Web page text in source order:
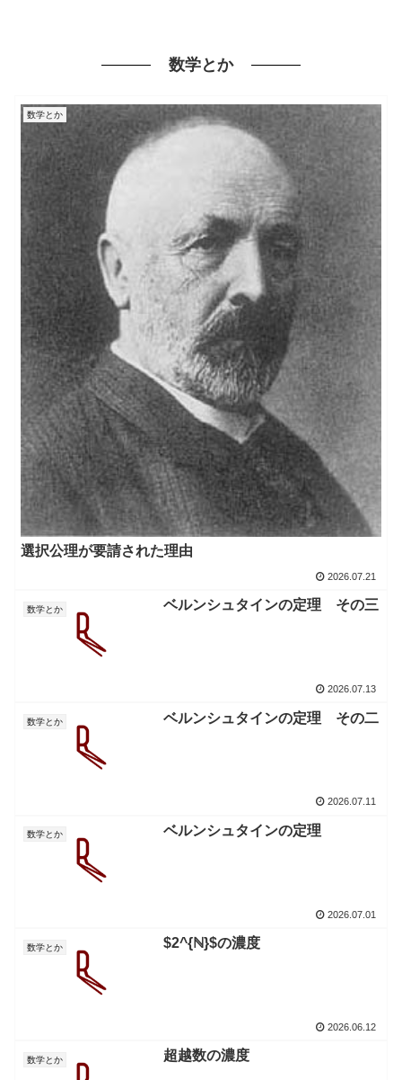
数学とか
数学とか
選択公理が要請された理由
2026.07.21
数学とか ベルンシュタインの定理 その三
2026.07.13
数学とか ベルンシュタインの定理 その二
2026.07.11
数学とか ベルンシュタインの定理
2026.07.01
数学とか $2^{ℕ}$の濃度
2026.06.12
数学とか 超越数の濃度